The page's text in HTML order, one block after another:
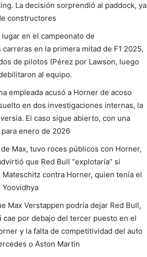
La decisión sorprendió al paddock, ya
constructores
en el campeonato de
en la primera mitad de F1 2025,
de pilotos (Pérez por Lawson, luego
al equipo.
empleada acusó a Horner de acoso
en dos investigaciones internas, la
El caso sigue abierto, con una
enero de 2026
Max, tuvo roces públicos con Horner,
que Red Bull “explotaría” si
contra Horner, quien tenía el
Max Verstappen podría dejar Red Bull,
por debajo del tercer puesto en el
y la falta de competitividad del auto
o Aston Martin